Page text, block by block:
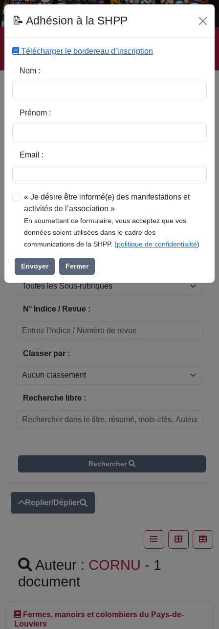
Accueil | Site SHPP | Auteurs | Editeurs | Rubriques |
Sous-Rubriques | Mots-Clefs | Contact
Réinitialiser
Sous-rubrique / Commune :
N° Indice / Revue :
Classer par :
Recherche libre :
Rechercher
Replier/Déplier
Auteur : CORNU - 1
document
Fermes, manoirs et colombiers du Pays-de-
Louviers
📝 Adhésion à la SHPP
Télécharger le bordereau d’inscription
Nom :
Prénom :
Email :
« Je désire être informé(e) des manifestations et
activités de l’association »
En soumettant ce formulaire, vous acceptez que vos
données soient utilisées dans le cadre des
communications de la SHPP. (politique de confidentialité)
Envoyer Fermer